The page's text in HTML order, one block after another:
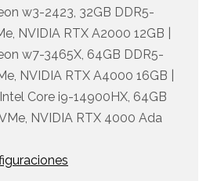
w3-2423, 32GB DDR5-
NVIDIA RTX A2000 12GB |
w7-3465X, 64GB DDR5-
NVIDIA RTX A4000 16GB |
Core i9-14900HX, 64GB
NVIDIA RTX 4000 Ada